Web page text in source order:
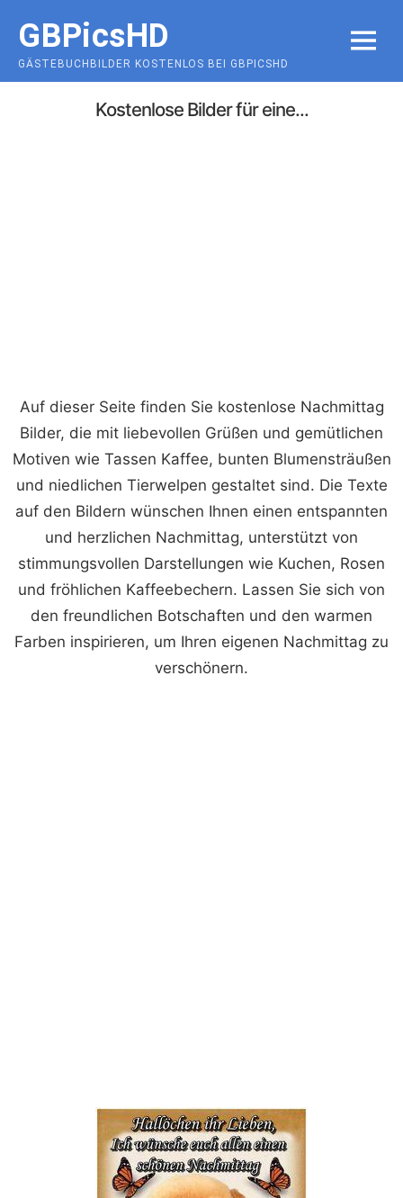
content
GBPicsHD
GÄSTEBUCHBILDER KOSTENLOS BEI GBPICSHD
MENU
Kostenlose Bilder für eine...
Auf dieser Seite finden Sie kostenlose Nachmittag
Bilder, die mit liebevollen Grüßen und gemütlichen
Motiven wie Tassen Kaffee, bunten Blumensträußen
und niedlichen Tierwelpen gestaltet sind. Die Texte
auf den Bildern wünschen Ihnen einen entspannten
und herzlichen Nachmittag, unterstützt von
stimmungsvollen Darstellungen wie Kuchen, Rosen
und fröhlichen Kaffeebechern. Lassen Sie sich von
den freundlichen Botschaften und den warmen
Farben inspirieren, um Ihren eigenen Nachmittag zu
verschönern.